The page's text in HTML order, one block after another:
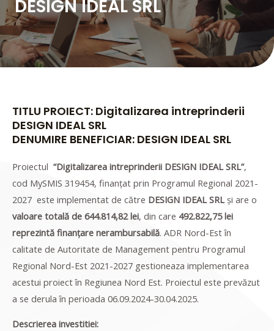
DESIGN IDEAL SRL
TITLU PROIECT: Digitalizarea intreprinderii
DESIGN IDEAL SRL
DENUMIRE BENEFICIAR: DESIGN IDEAL SRL
Proiectul “Digitalizarea intreprinderii DESIGN IDEAL SRL”,
cod MySMIS 319454, finanțat prin Programul Regional 2021-
2027 este implementat de către DESIGN IDEAL SRLși are o
valoare totală de 644.814,82 lei, din care 492.822,75 lei
reprezintă finanțare nerambursabilă. ADR Nord-Est în
calitate de Autoritate de Management pentru Programul
Regional Nord-Est 2021-2027 gestioneaza implementarea
acestui proiect în Regiunea Nord Est. Proiectul este prevăzut
a se derula în perioada 06.09.2024-30.04.2025.
Descrierea investitiei: